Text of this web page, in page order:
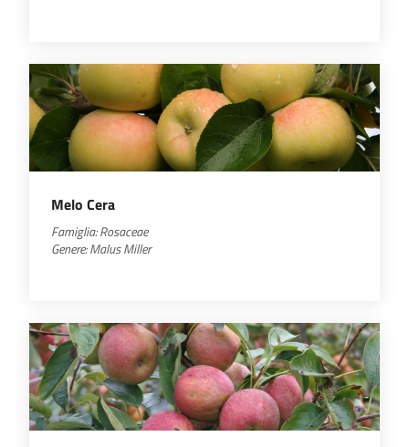
Melo Cera
Famiglia: Rosaceae
Genere: Malus Miller